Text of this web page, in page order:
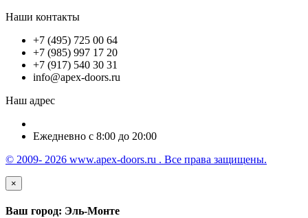
Наши контакты
+7 (495) 725 00 64
+7 (985) 997 17 20
+7 (917) 540 30 31
info@apex-doors.ru
Наш адрес
Ежедневно с 8:00 до 20:00
© 2009- 2026 www.apex-doors.ru . Все права защищены.
×
Ваш город: Эль-Монте